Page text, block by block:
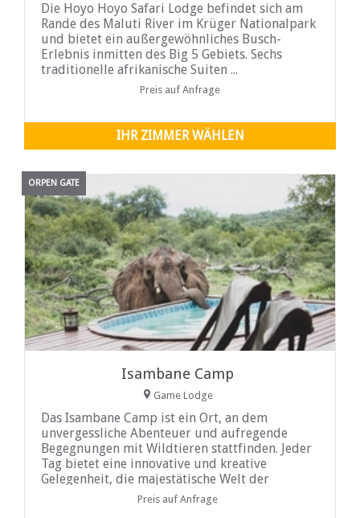
Die Hoyo Hoyo Safari Lodge befindet sich am
Rande des Maluti River im Krüger Nationalpark
und bietet ein außergewöhnliches Busch-
Erlebnis inmitten des Big 5 Gebiets. Sechs
traditionelle afrikanische Suiten ...
Preis auf Anfrage
IHR ZIMMER WÄHLEN
ORPEN GATE
Isambane Camp
Game Lodge
Das Isambane Camp ist ein Ort, an dem
unvergessliche Abenteuer und aufregende
Begegnungen mit Wildtieren stattfinden. Jeder
Tag bietet eine innovative und kreative
Gelegenheit, die majestätische Welt der
afrikanischen Natur kennenzulernen, und ist
eine neue Gelegenheit, sich körperlich, geistig
Preis auf Anfrage